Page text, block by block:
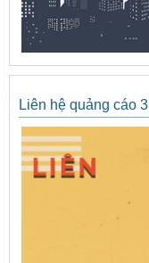
Liên hệ quảng cáo 3